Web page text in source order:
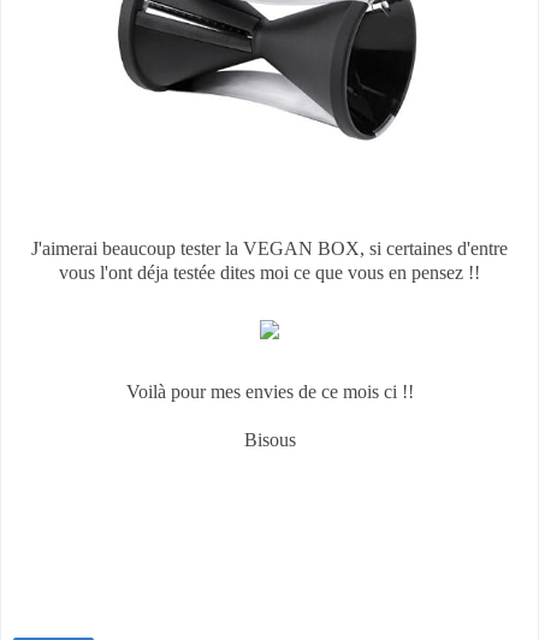
J'aimerai beaucoup tester la VEGAN BOX, si certaines d'entre
vous l'ont déja testée dites moi ce que vous en pensez !!
Voilà pour mes envies de ce mois ci !!
Bisous